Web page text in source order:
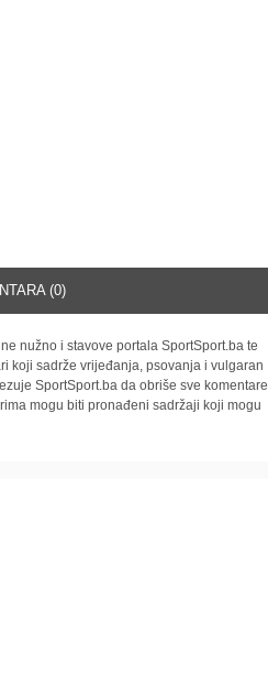
(0)
nužno i stavove portala SportSport.ba te
koji sadrže vrijeđanja, psovanja i vulgaran
SportSport.ba da obriše sve komentare
mogu biti pronađeni sadržaji koji mogu